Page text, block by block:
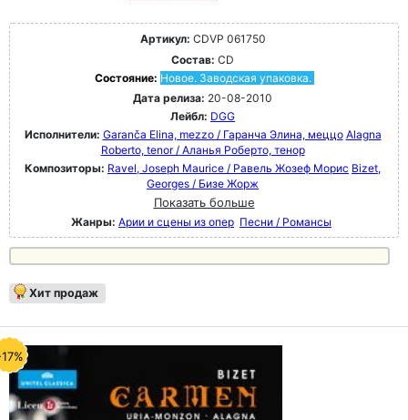
Артикул: CDVP 061750
Состав: CD
Состояние: Новое. Заводская упаковка.
Дата релиза: 20-08-2010
Лейбл: DGG
Исполнители: Garanča Elina, mezzo / Гаранча Элина, меццо Alagna
Roberto, tenor / Аланья Роберто, тенор
Композиторы: Ravel, Joseph Maurice / Равель Жозеф Морис Bizet,
Georges / Бизе Жорж
Показать больше
Жанры: Арии и сцены из опер Песни / Романсы
Хит продаж